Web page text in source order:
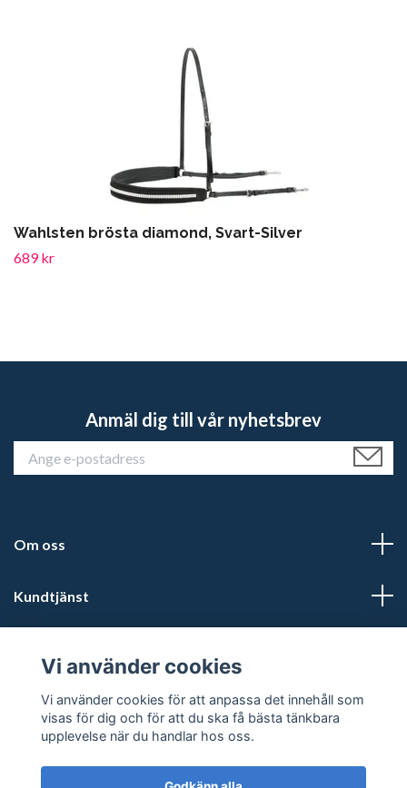
Wahlsten brösta diamond, Svart-Silver
689 kr
Anmäl dig till vår nyhetsbrev
Om oss
Kundtjänst
Sociala medier
Vi använder cookies
Vi använder cookies för att anpassa det innehåll som
visas för dig och för att du ska få bästa tänkbara
upplevelse när du handlar hos oss.